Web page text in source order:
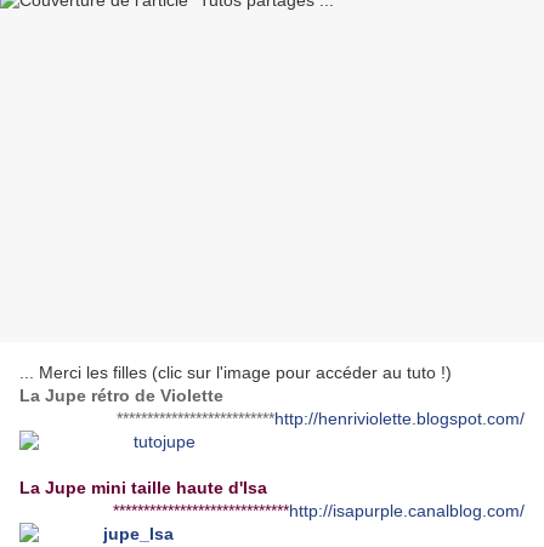
... Merci les filles (clic sur l'image pour accéder au tuto !)
La Jupe rétro de Violette
**************************http://henriviolette.blogspot.com/
La Jupe mini taille haute d'Isa
*****************************http://isapurple.canalblog.com/